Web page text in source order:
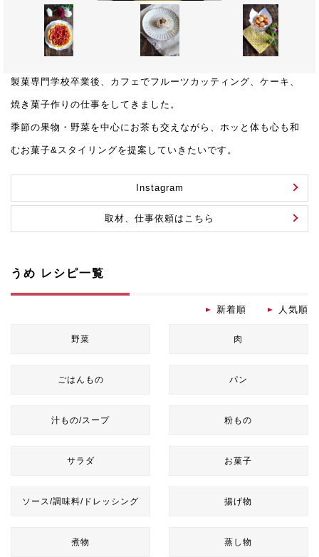
製菓専門学校卒業後、カフェでフルーツカッティング、ケーキ、
焼き菓子作りの仕事をしてきました。
季節の果物・野菜を中心にお茶も交えながら、ホッと体も心も和
むお菓子&スタイリングを提案していきたいです。
Instagram
取材、仕事依頼はこちら
うめ レシピ一覧
新着順 人気順
野菜 肉
ごはんもの パン
汁もの/スープ 粉もの
サラダ お菓子
ソース/調味料/ドレッシング 揚げ物
煮物 蒸し物